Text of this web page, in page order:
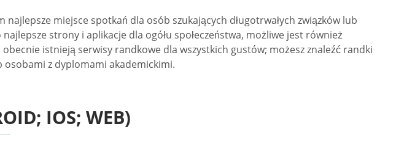
miejsce spotkań dla osób szukających długotrwałych związków lub
strony i aplikacje dla ogółu społeczeństwa, możliwe jest również
istnieją serwisy randkowe dla wszystkich gustów; możesz znaleźć randki
z dyplomami akademickimi.
IOS; WEB)